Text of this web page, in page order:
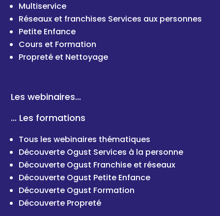
Multiservice
Réseaux et franchises Services aux personnes
Petite Enfance
Cours et Formation
Propreté et Nettoyage
Les webinaires…
… Les formations
Tous les webinaires thématiques
Découverte Ogust Services à la personne
Découverte Ogust Franchise et réseaux
Découverte Ogust Petite Enfance
Découverte Ogust Formation
Découverte Propreté